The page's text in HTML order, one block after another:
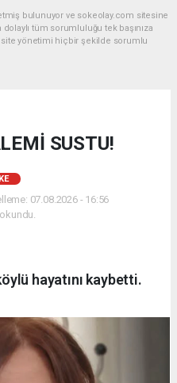
bulunuyor ve sokeolay.com sitesine
tüm sorumluluğu tek başınıza
site yönetimi hiçbir şekilde sorumlu
SUSTU!
07.08.2026 - 16:56
hayatını kaybetti.